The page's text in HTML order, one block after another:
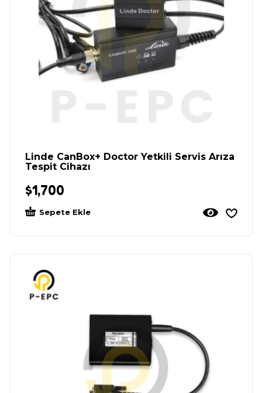
Linde CanBox+ Doctor Yetkili Servis Arıza
Tespit Cihazı
$1,700
Sepete Ekle